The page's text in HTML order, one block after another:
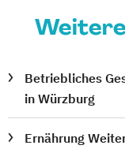
Betriebliches
in Würzburg
Ernährung